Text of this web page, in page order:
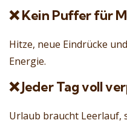
❌ Kein Puffer für
Hitze, neue Eindrücke
Energie.
❌ Jeder Tag voll
Urlaub braucht Leerlauf,